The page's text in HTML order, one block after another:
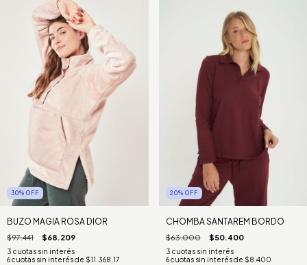
30% OFF
BUZO MAGIA ROSA DIOR
$97.441 $68.209
6cuotas sin interés de $11.368,17
20% OFF
CHOMBA SANTAREM BORDO
$63.000 $50.400
6 cuotas sin interés de $8.400